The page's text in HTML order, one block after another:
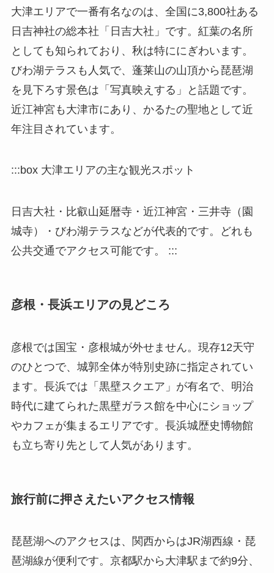
大津エリアで一番有名なのは、全国に3,800社ある
日吉神社の総本社「日吉大社」です。紅葉の名所
としても知られており、秋は特ににぎわいます。
びわ湖テラスも人気で、蓬莱山の山頂から琵琶湖
を見下ろす景色は「写真映えする」と話題です。
近江神宮も大津市にあり、かるたの聖地として近
年注目されています。
:::box 大津エリアの主な観光スポット
日吉大社・比叡山延暦寺・近江神宮・三井寺（園
城寺）・びわ湖テラスなどが代表的です。どれも
公共交通でアクセス可能です。 :::
彦根・長浜エリアの見どころ
彦根では国宝・彦根城が外せません。現存12天守
のひとつで、城郭全体が特別史跡に指定されてい
ます。長浜では「黒壁スクエア」が有名で、明治
時代に建てられた黒壁ガラス館を中心にショップ
やカフェが集まるエリアです。長浜城歴史博物館
も立ち寄り先として人気があります。
旅行前に押さえたいアクセス情報
琵琶湖へのアクセスは、関西からはJR湖西線・琵
琶湖線が便利です。京都駅から大津駅まで約9分、